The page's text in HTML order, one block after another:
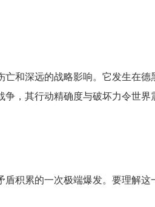
和深远的战略影响。它发生在
，其行动精确度与破坏力令世界
积累的一次极端爆发。要理解